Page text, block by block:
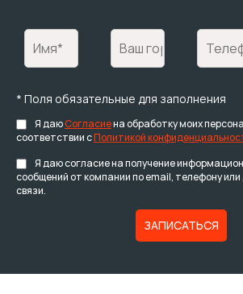
* Поля обязательные для заполнения
Я даюСогласиена обработку моих
соответствии сПолитикой
Я даю согласие на получение
сообщений от компании по email, телефону
связи.